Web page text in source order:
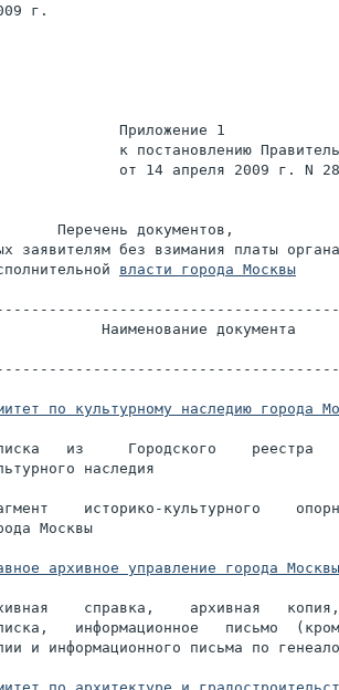
г.
Приложение 1
к постановлению
от 14 апреля 2009 г. N
Перечень документов,
заявителям без взимания платы
власти города Москвы
Наименование документа
по культурному наследию города
из     Городского    реестра
наследия
историко-культурного
Москвы
архивное управление города Москвы
справка,    архивная   копия,
информационное   письмо
и информационного письма по